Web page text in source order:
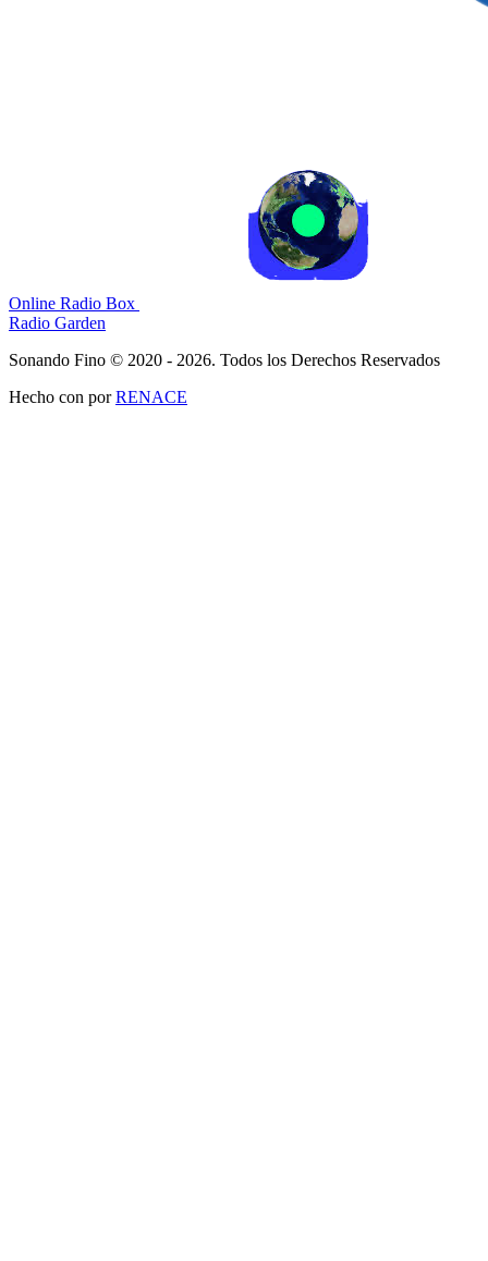
Online Radio Box
Radio Garden
Sonando Fino © 2020 - 2026. Todos los Derechos Reservados
Hecho con porRENACE